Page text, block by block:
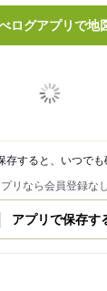
ログアプリで地
存すると、いつでも
リなら会員登録なし
アプリで保存す